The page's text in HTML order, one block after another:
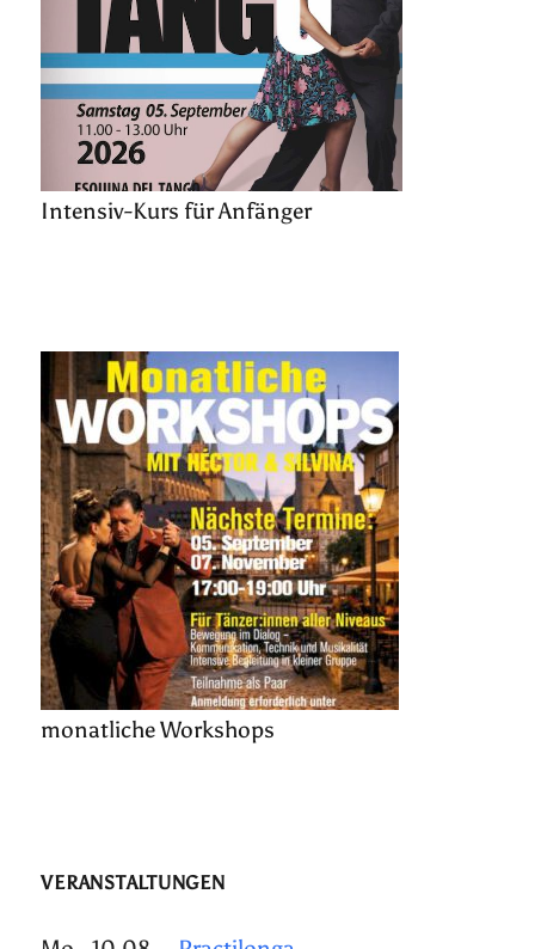
Intensiv-Kurs für Anfänger
monatliche Workshops
VERANSTALTUNGEN